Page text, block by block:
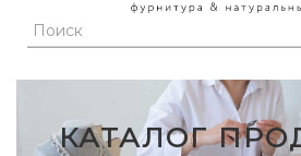
КАТАЛОГ